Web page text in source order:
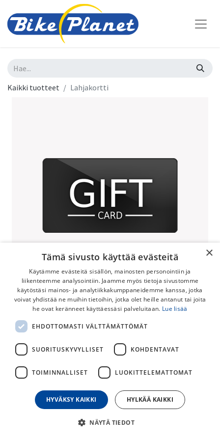
Kaikki tuotteet Lahjakortti
Lahjakortti
Osta lahjakortti myymälään tai verkkokauppaamme.
myymälässä tai verkkokauppatilauksen yhteydessä
HUOM! Jos haluat poikkeavan summan, jota ei ole vielä
määritetty, olethan meihin yhteydessä, niin teemme
teille kyseisen lahjakortin.
×
Tämä sivusto käyttää evästeitä
Käytämme evästeitä sisällön, mainosten personointiin ja
liikenteemme analysointiin. Jaamme myös tietoja sivustomme
käytöstäsi mainos- ja analytiikkakumppaneidemme kanssa, jotka
voivat yhdistää ne muihin tietoihin, jotka olet heille antanut tai joita
he ovat keränneet käyttäessäsi palveluitaan. Lue lisää
EHDOTTOMASTI VÄLTTÄMÄTTÖMÄT
SUORITUSKYVYLLISET KOHDENTAVAT
TOIMINNALLISET LUOKITTELEMATTOMAT
HYVÄKSY KAIKKI HYLKÄÄ KAIKKI
NÄYTÄ TIEDOT